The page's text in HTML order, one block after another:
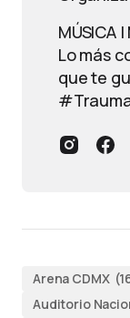
MÚSICA
Lo más
que te
Arena CDMX
Auditorio